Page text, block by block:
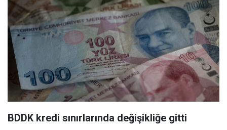
BDDK kredi sınırlarında değişikliğe gitti